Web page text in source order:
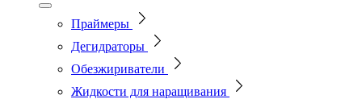
Праймеры
Дегидраторы
Обезжириватели
Жидкости для наращивания